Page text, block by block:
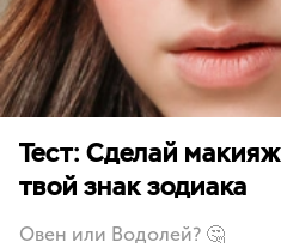
Тест: Сделай
твой знак зодиака
Овен или Водолей? 🤔